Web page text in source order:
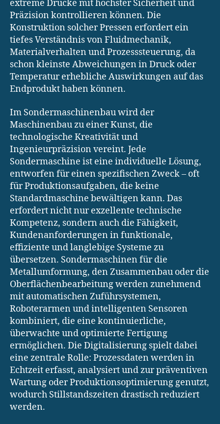
extreme Drücke mit höchster Sicherheit und
Präzision kontrollieren können. Die
Konstruktion solcher Pressen erfordert ein
tiefes Verständnis von Fluidmechanik,
Materialverhalten und Prozesssteuerung, da
schon kleinste Abweichungen in Druck oder
Temperatur erhebliche Auswirkungen auf das
Endprodukt haben können.
Im Sondermaschinenbau wird der
Maschinenbau zu einer Kunst, die
technologische Kreativität und
Ingenieurpräzision vereint. Jede
Sondermaschine ist eine individuelle Lösung,
entworfen für einen spezifischen Zweck – oft
für Produktionsaufgaben, die keine
Standardmaschine bewältigen kann. Das
erfordert nicht nur exzellente technische
Kompetenz, sondern auch die Fähigkeit,
Kundenanforderungen in funktionale,
effiziente und langlebige Systeme zu
übersetzen. Sondermaschinen für die
Metallumformung, den Zusammenbau oder die
Oberflächenbearbeitung werden zunehmend
mit automatischen Zuführsystemen,
Roboterarmen und intelligenten Sensoren
kombiniert, die eine kontinuierliche,
überwachte und optimierte Fertigung
ermöglichen. Die Digitalisierung spielt dabei
eine zentrale Rolle: Prozessdaten werden in
Echtzeit erfasst, analysiert und zur präventiven
Wartung oder Produktionsoptimierung genutzt,
wodurch Stillstandszeiten drastisch reduziert
werden.